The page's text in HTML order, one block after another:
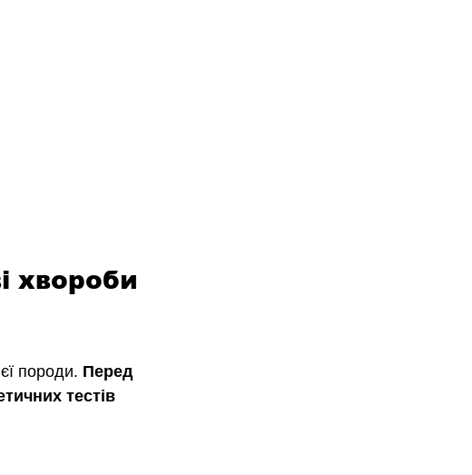
хвороби
породи. Перед
тестів